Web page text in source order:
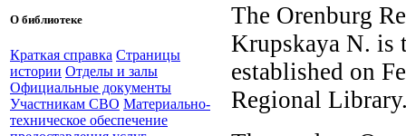
О библиотеке
Краткая справка Страницы
истории Отделы и залы
Официальные документы
Участникам СВО Материально-
техническое обеспечение
The Orenburg
Krupskaya N. is
established on
Regional